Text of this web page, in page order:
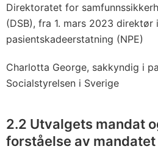
Direktoratet for
(DSB), fra 1. mars 2023 direktør
pasientskadeerstatning (NPE)
Charlotta George, sakkyndig i
Socialstyrelsen i Sverige
2.2 Utvalgets mandat
forståelse av mandatet